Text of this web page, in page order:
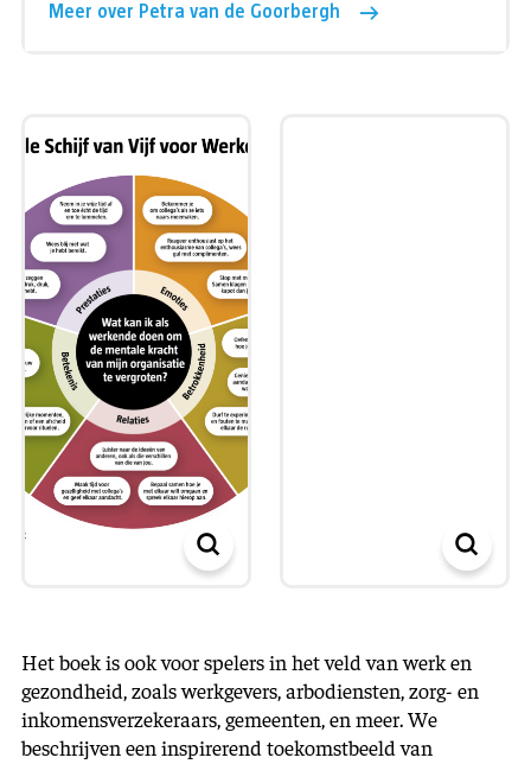
Meer over Petra van de Goorbergh
Het boek is ook voor spelers in het veld van werk en
gezondheid, zoals werkgevers, arbodiensten, zorg- en
inkomensverzekeraars, gemeenten, en meer. We
beschrijven een inspirerend toekomstbeeld van